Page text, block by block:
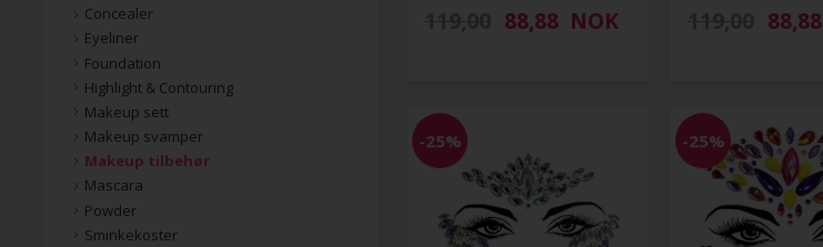
88,88 NOK 88,88
-25% -25%
Concealer
Eyeliner
Foundation
Highlight & Contouring
Makeup sett
Makeup svamper
Makeup tilbehør
Mascara
Powder
Sminkekoster